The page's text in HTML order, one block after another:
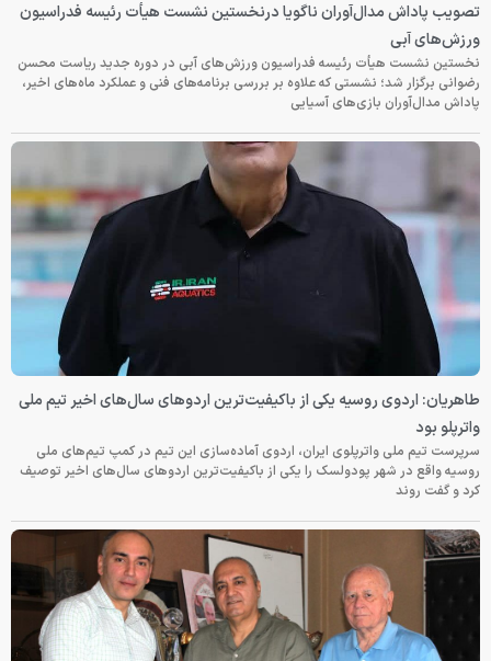
تصویب پاداش مدال‌آوران ناگویا درنخستین نشست هیأت رئیسه فدراسیون
ورزش‌های آبی
نخستین نشست هیأت رئیسه فدراسیون ورزش‌های آبی در دوره جدید ریاست محسن
رضوانی برگزار شد؛ نشستی که علاوه بر بررسی برنامه‌های فنی و عملکرد ماه‌های اخیر،
پاداش مدال‌آوران بازی‌های آسیایی
طاهریان: اردوی روسیه یکی از باکیفیت‌ترین اردوهای سال‌های اخیر تیم ملی
واترپلو بود
سرپرست تیم ملی واترپلوی ایران، اردوی آماده‌سازی این تیم در کمپ تیم‌های ملی
روسیه واقع در شهر پودولسک را یکی از باکیفیت‌ترین اردوهای سال‌های اخیر توصیف
کرد و گفت روند